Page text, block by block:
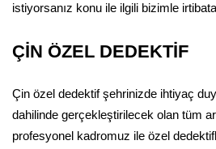
istiyorsanız konu ile ilgili bizimle
ÇİN ÖZEL DEDEKTİF
Çin özel dedektif şehrinizde ihtiyaç
dahilinde gerçekleştirilecek olan tüm
profesyonel kadromuz ile özel